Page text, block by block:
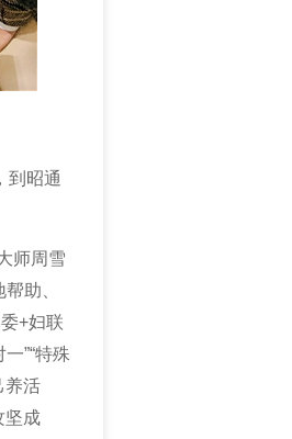
到 昭通
师周雪
助、
+妇联
”“特殊
养活
坚成